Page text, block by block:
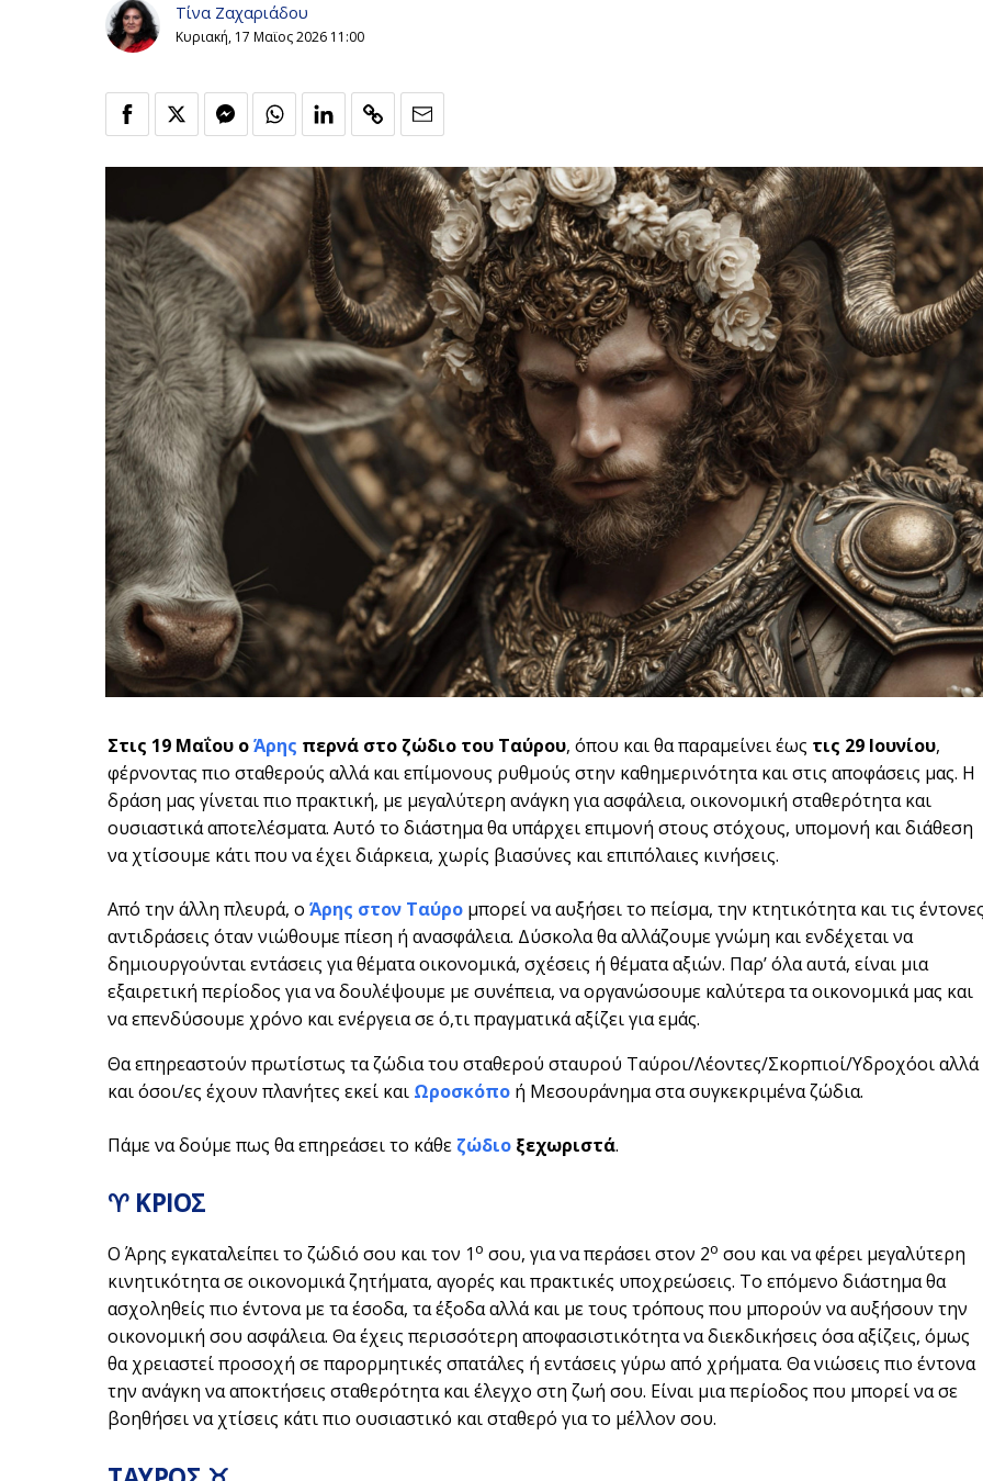
Τίνα Ζαχαριάδου
Κυριακή, 17 Μαϊος 2026 11:00
Στις 19 Μαΐου οΆρης περνά στο ζώδιο του Ταύρου, όπου και θα παραμείνει έως τις 29 Ιουνίου,
φέρνοντας πιο σταθερούς αλλά και επίμονους ρυθμούς στην καθημερινότητα και στις αποφάσεις μας. Η
δράση μας γίνεται πιο πρακτική, με μεγαλύτερη ανάγκη για ασφάλεια, οικονομική σταθερότητα και
ουσιαστικά αποτελέσματα. Αυτό το διάστημα θα υπάρχει επιμονή στους στόχους, υπομονή και διάθεση
να χτίσουμε κάτι που να έχει διάρκεια, χωρίς βιασύνες και επιπόλαιες κινήσεις.
Από την άλλη πλευρά, ο Άρης στον Ταύρο μπορεί να αυξήσει το πείσμα, την κτητικότητα και τις
αντιδράσεις όταν νιώθουμε πίεση ή ανασφάλεια. Δύσκολα θα αλλάζουμε γνώμη και ενδέχεται να
δημιουργούνται εντάσεις για θέματα οικονομικά, σχέσεις ή θέματα αξιών. Παρ’ όλα αυτά, είναι μια
εξαιρετική περίοδος για να δουλέψουμε με συνέπεια, να οργανώσουμε καλύτερα τα οικονομικά μας και
να επενδύσουμε χρόνο και ενέργεια σε ό,τι πραγματικά αξίζει για εμάς.
Θα επηρεαστούν πρωτίστως τα ζώδια του σταθερού σταυρού Ταύροι/Λέοντες/Σκορπιοί/Υδροχόοι αλλά
και όσοι/ες έχουν πλανήτες εκεί και Ωροσκόπο ή Μεσουράνημα στα συγκεκριμένα ζώδια.
Πάμε να δούμε πως θα επηρεάσει το κάθε ζώδιο ξεχωριστά.
♈ ΚΡΙΟΣ
Ο Άρης εγκαταλείπει το ζώδιό σου και τον 1ο σου, για να περάσει στον 2ο σου και να φέρει μεγαλύτερη
κινητικότητα σε οικονομικά ζητήματα, αγορές και πρακτικές υποχρεώσεις. Το επόμενο διάστημα θα
ασχοληθείς πιο έντονα με τα έσοδα, τα έξοδα αλλά και με τους τρόπους που μπορούν να αυξήσουν την
οικονομική σου ασφάλεια. Θα έχεις περισσότερη αποφασιστικότητα να διεκδικήσεις όσα αξίζεις, όμως
θα χρειαστεί προσοχή σε παρορμητικές σπατάλες ή εντάσεις γύρω από χρήματα. Θα νιώσεις πιο έντονα
την ανάγκη να αποκτήσεις σταθερότητα και έλεγχο στη ζωή σου. Είναι μια περίοδος που μπορεί να σε
βοηθήσει να χτίσεις κάτι πιο ουσιαστικό και σταθερό για το μέλλον σου.